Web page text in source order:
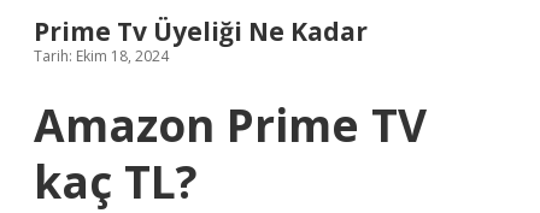
Prime Tv Üyeliği Ne Kadar
Tarih: Ekim 18, 2024
Amazon Prime TV
kaç TL?